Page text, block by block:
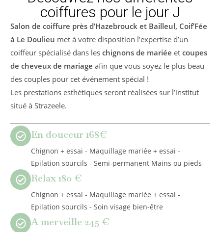
coiffures pour le jour J
Salon de coiffure près d’Hazebrouck et Bailleul, Coif’Fée
à Le Doulieu met à votre disposition l’expertise d’un
coiffeur spécialisé dans les chignons de mariée et coupes
de cheveux de mariage afin que vous soyez le plus beau
des couples pour cet événement spécial !
Les prestations esthétiques seront réalisées sur l’institut
situé à Strazeele.
En douceur 168€
Chignon + essai - Maquillage mariée + essai -
Epilation sourcils - Semi-permanent Mains ou pieds
Relax 180 €
Chignon + essai - Maquillage mariée + essai -
Epilation sourcils - Soin visage bien-être
A merveille 245 €